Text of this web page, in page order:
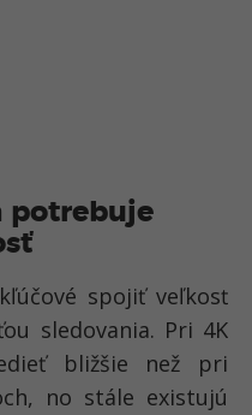
potrebuje
spojiť veľkosť
sledovania. Pri 4K
bližšie než pri
no stále existujú